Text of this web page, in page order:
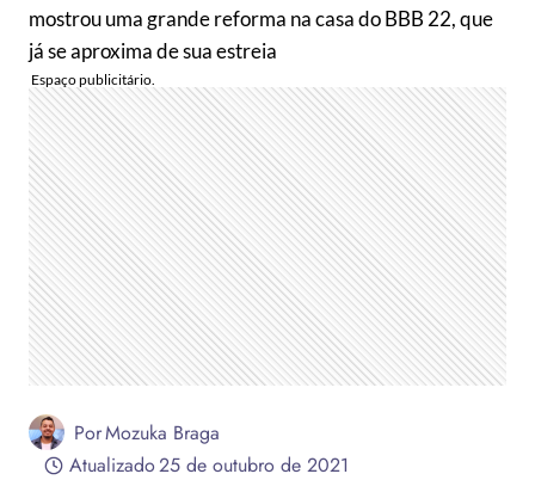
mostrou uma grande reforma na casa do BBB 22, que
já se aproxima de sua estreia
PorMozuka Braga
Atualizado25 de outubro de 2021